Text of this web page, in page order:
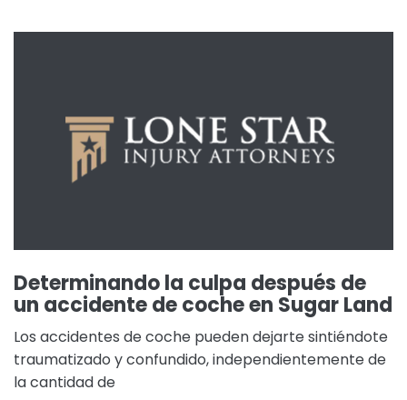
Determinando la culpa después de
un accidente de coche en Sugar Land
Los accidentes de coche pueden dejarte sintiéndote
traumatizado y confundido, independientemente de
la cantidad de